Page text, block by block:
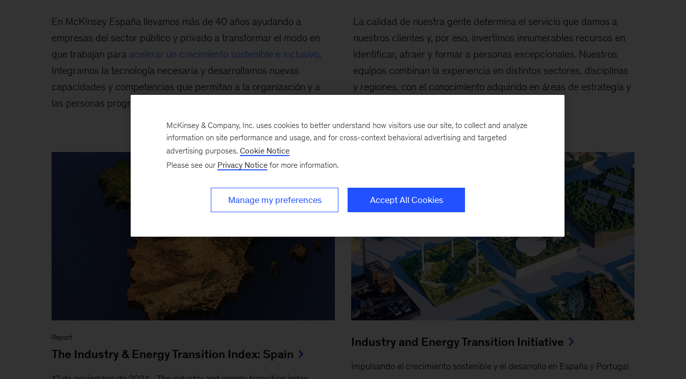
En McKinsey España llevamos más de 40 años ayudando a
empresas del sector público y privado a transformar el modo en
que trabajan para acelerar un crecimiento sostenible e inclusivo.
Integramos la tecnología necesaria y desarrollamos nuevas
capacidades y competencias que permitan a la organización y a
las personas progresar en un contexto de cambio continuo.
La calidad de nuestra gente determina el servicio que damos a
nuestros clientes y, por eso, invertimos innumerables recursos en
identificar, atraer y formar a personas excepcionales. Nuestros
equipos combinan la experiencia en distintos sectores, disciplinas
y regiones, con el conocimiento adquirido en áreas de estrategia y
Report
The Industry & Energy Transition Index: Spain
Industry and Energy Transition Initiative
Impulsando el crecimiento sostenible y el desarrollo en España y Portugal
McKinsey & Company, Inc. uses cookies to better understand how visitors use our site, to collect and analyze
information on site performance and usage, and for cross-context behavioral advertising and targeted
advertising purposes. Cookie Notice
Please see our Privacy Notice for more information.
Manage my preferences Accept All Cookies